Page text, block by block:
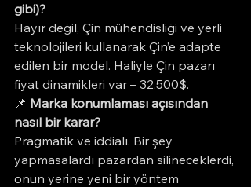
gibi)?
Hayır değil, Çin mühendisliği ve yerli
teknolojileri kullanarak Çin’e adapte
edilen bir model. Haliyle Çin pazarı
fiyat dinamikleri var – 32.500$.
📌 Marka konumlaması açısından
nasıl bir karar?
Pragmatik ve iddialı. Bir şey
yapmasalardı pazardan silineceklerdi,
onun yerine yeni bir yöntem